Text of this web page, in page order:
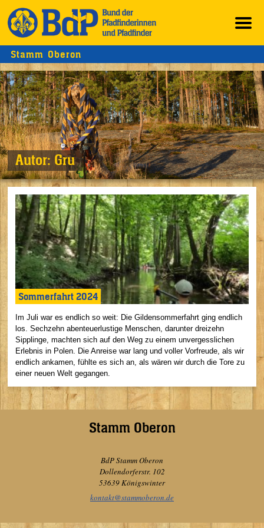
Stamm Oberon
Autor: Gru
Sommerfahrt 2024
Im Juli war es endlich so weit: Die Gildensommerfahrt ging endlich
los. Sechzehn abenteuerlustige Menschen, darunter dreizehn
Sipplinge, machten sich auf den Weg zu einem unvergesslichen
Erlebnis in Polen. Die Anreise war lang und voller Vorfreude, als wir
endlich ankamen, fühlte es sich an, als wären wir durch die Tore zu
einer neuen Welt gegangen.
Stamm Oberon
BdP Stamm Oberon
Dollendorferstr. 102
53639 Königswinter
kontakt@stammoberon.de